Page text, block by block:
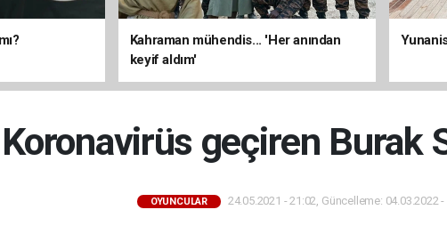
Kahraman mühendis... 'Her anından
keyif aldım'
Koronavirüs geçiren Burak
OYUNCULAR 24.05.2021 - 21:02, Güncelleme: 04.03.2022 -